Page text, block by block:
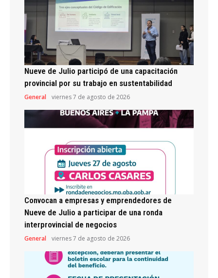
Nueve de Julio participó de una capacitación
provincial por su trabajo en sustentabilidad
General viernes 7 de agosto de 2026
Convocan a empresas y emprendedores de
Nueve de Julio a participar de una ronda
interprovincial de negocios
General viernes 7 de agosto de 2026